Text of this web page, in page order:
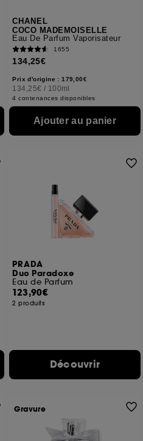
CHANEL
COCO MADEMOISELLE
Eau De Parfum Vaporisateur
1655
134,25€
Prix d'origine : 179,00€
134,25€ / 100ml
4 contenances disponibles
Ajouter au panier
PRADA
Duo Paradoxe
Eau de Parfum
123,90€
2 produits
Découvrir
Gravure